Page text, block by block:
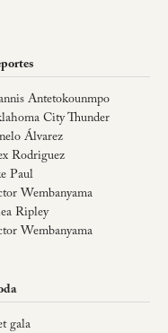
Antetokounmpo
City Thunder
Álvarez
Rodriguez
Paul
Wembanyama
Ripley
Wembanyama
gala